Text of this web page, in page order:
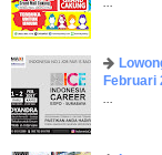
Februari
...